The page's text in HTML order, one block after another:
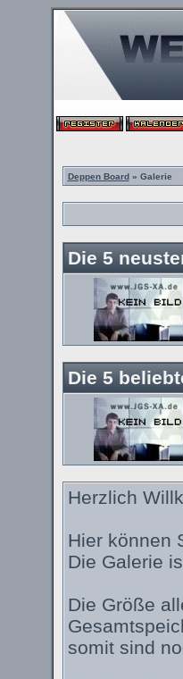
Deppen Board» Galerie
Die 5
Die 5
Herzlich
Hier können
Die Galerie
Die Größe
somit sind